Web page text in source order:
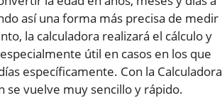
así una forma más precisa de medir
la calculadora realizará el cálculo y
útil en casos en los que
específicamente. Con la Calculadora
se vuelve muy sencillo y rápido.